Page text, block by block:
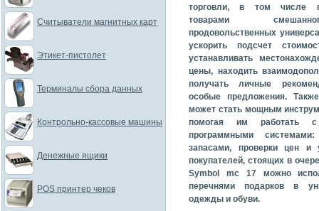
торговли, в том числе
товарами
продовольственных
ускорить подсчет
устанавливать
цены, находить
получать личные
особые предложения.
может стать мощным
помогая им работать
программными
запасами, проверки цен и
покупателей, стоящих в
Symbol mc 17 можно
перечнями подарков в
одежды и обуви.
Считыватели магнитных карт
Этикет-пистолет
Терминалы сбора данных
Контрольно-кассовые машины
Денежные ящики
POS принтер чеков